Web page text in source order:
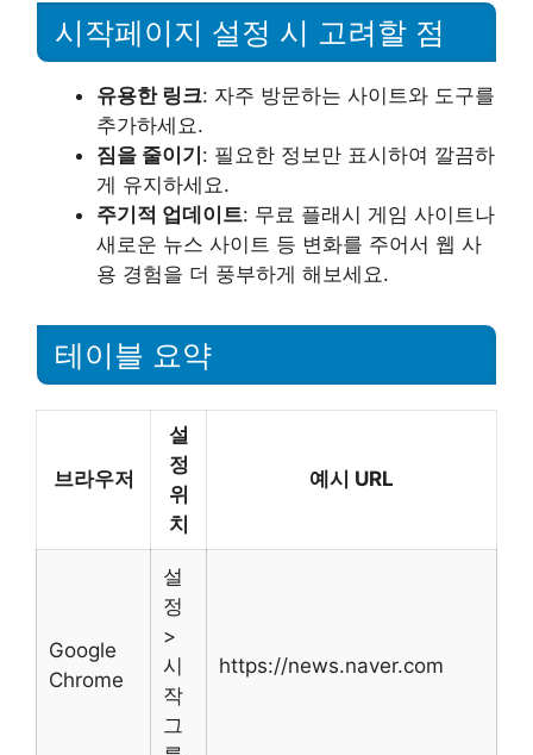
시작페이지 설정 시 고려할 점
유용한 링크: 자주 방문하는 사이트와 도구를
추가하세요.
짐을 줄이기: 필요한 정보만 표시하여 깔끔하
게 유지하세요.
주기적 업데이트: 무료 플래시 게임 사이트나
새로운 뉴스 사이트 등 변화를 주어서 웹 사
용 경험을 더 풍부하게 해보세요.
테이블 요약
브라우저
설
정
위
치
예시 URL
Google
Chrome
설
정
>
시
작
그
https://news.naver.com